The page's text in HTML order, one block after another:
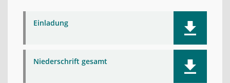
Einladung
Niederschrift gesamt